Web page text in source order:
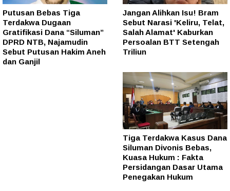
Putusan Bebas Tiga
Terdakwa Dugaan
Gratifikasi Dana “Siluman”
DPRD NTB, Najamudin
Sebut Putusan Hakim Aneh
dan Ganjil
Jangan Alihkan Isu! Bram
Sebut Narasi 'Keliru, Telat,
Salah Alamat' Kaburkan
Persoalan BTT Setengah
Triliun
Tiga Terdakwa Kasus Dana
Siluman Divonis Bebas,
Kuasa Hukum : Fakta
Persidangan Dasar Utama
Penegakan Hukum